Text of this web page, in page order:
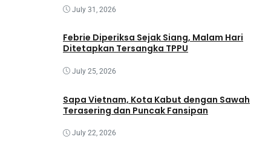
July 31, 2026
Febrie Diperiksa Sejak Siang, Malam Hari
Ditetapkan Tersangka TPPU
July 25, 2026
Sapa Vietnam, Kota Kabut dengan Sawah
Terasering dan Puncak Fansipan
July 22, 2026